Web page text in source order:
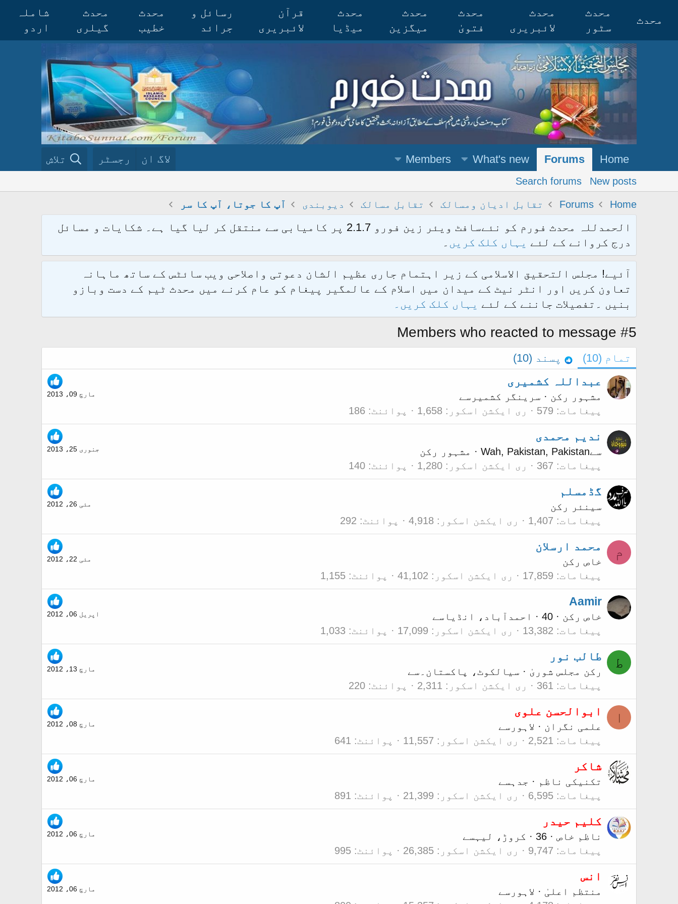
محدث
محدث
سٹور
محدث
لائبریری
محدث
فتویٰ
محدث
میگزین
محدث
میڈیا
قرآن
لائبریری
رسائل و
جرائد
محدث
خطیب
محدث
گیلری
شاملہ
اردو
Home
Forums
What's new
Members لاگ ان رجسٹر تلاش
New posts
Search forums
Home
Forums تقابل ادیان ومسالک تقابل مسالک دیوبندی آپ کا جوتا، آپ کا سر
الحمدللہ محدث فورم کو نئےسافٹ ویئر زین فورو 2.1.7 پر کامیابی سے منتقل کر لیا گیا ہے۔ شکایات و مسائل
درج کروانے کے لئے یہاں کلک کریں ۔
آئیے! مجلس التحقیق الاسلامی کے زیر اہتمام جاری عظیم الشان دعوتی واصلاحی ویب سائٹس کے ساتھ ماہانہ
تعاون کریں اور انٹر نیٹ کے میدان میں اسلام کے عالمگیر پیغام کو عام کرنے میں محدث ٹیم کے دست وبازو
بنیں ۔تفصیلات جاننے کے لئے یہاں کلک کریں۔
Members who reacted to message #5
تمام (10) پسند (10)
مارچ 09، 2013
عبداللہ کشمیری
مشہور رکن · سرینگر کشمیر سے
پیغامات
579 ری ایکشن اسکور 1,658 پوائنٹ 186
جنوری 25، 2013
ندیم محمدی
مشہور رکن · Wah, Pakistan, Pakistanسے
پیغامات
367 ری ایکشن اسکور 1,280 پوائنٹ 140
مئی 26، 2012
گڈمسلم
سینئر رکن
پیغامات
1,407 ری ایکشن اسکور 4,918 پوائنٹ 292
م مئی 22، 2012
محمد ارسلان
خاص رکن
پیغامات
17,859 ری ایکشن اسکور 41,102 پوائنٹ 1,155
اپریل 06، 2012
Aamir
خاص رکن ·
· احمدآباد، انڈیا سے
پیغامات
13,382 ری ایکشن اسکور 17,099 پوائنٹ 1,033
ط مارچ 13، 2012
طالب نور
رکن مجلس شوریٰ · سیالکوٹ، پاکستان۔ سے
پیغامات
361 ری ایکشن اسکور 2,311 پوائنٹ 220
ا مارچ 08، 2012
ابوالحسن علوی
علمی نگران · لاہور سے
پیغامات
2,521 ری ایکشن اسکور 11,557 پوائنٹ 641
مارچ 06، 2012
شاکر
تکنیکی ناظم · جدہ سے
پیغامات 6,595 ری ایکشن اسکور 21,399 پوائنٹ 891
مارچ 06، 2012
کلیم حیدر
ناظم خاص ·
· کروڑ، لیہسے
پیغامات 9,747 ری ایکشن اسکور 26,385 پوائنٹ 995
مارچ 06، 2012
انس
منتظم اعلیٰ · لاہور سے